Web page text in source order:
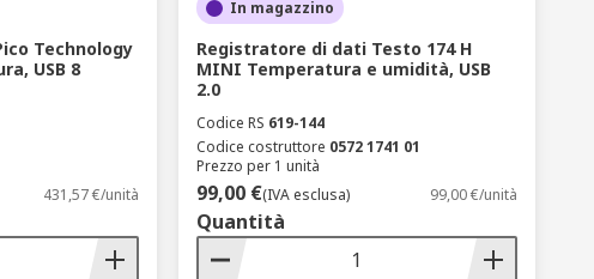
su un grafico rotante cartaceo.
di grafici senza carta permettono di
essere utilizzati, dal momento che
le differenze visibili tra un
Technology
USB 8
431,57 €/unità
In magazzino
Registratore di dati Testo 174 H
MINI Temperatura e umidità, USB
2.0
Codice RS 619-144
Codice costruttore 0572 1741 01
Prezzo per 1 unità
99,00 €(IVA esclusa) 99,00 €/unità
Quantità